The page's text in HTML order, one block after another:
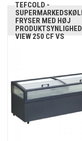
TEFCOLD -
FRYSER MED HØJ
VIEW 250 CF VS